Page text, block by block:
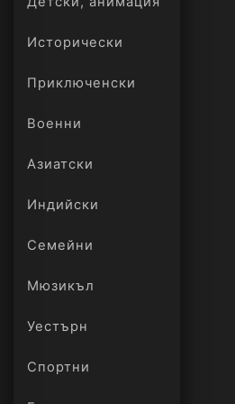
Исторически
Приключенски
Военни
Азиатски
Индийски
Семейни
Мюзикъл
Уестърн
Спортни